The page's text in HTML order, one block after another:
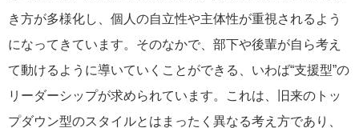
き方が多様化し、個人の自立性や主体性が重視されるよう
になってきています。そのなかで、部下や後輩が自ら考え
て動けるように導いていくことができる、いわば“支援型”の
リーダーシップが求められています。これは、旧来のトッ
プダウン型のスタイルとはまったく異なる考え方であり、